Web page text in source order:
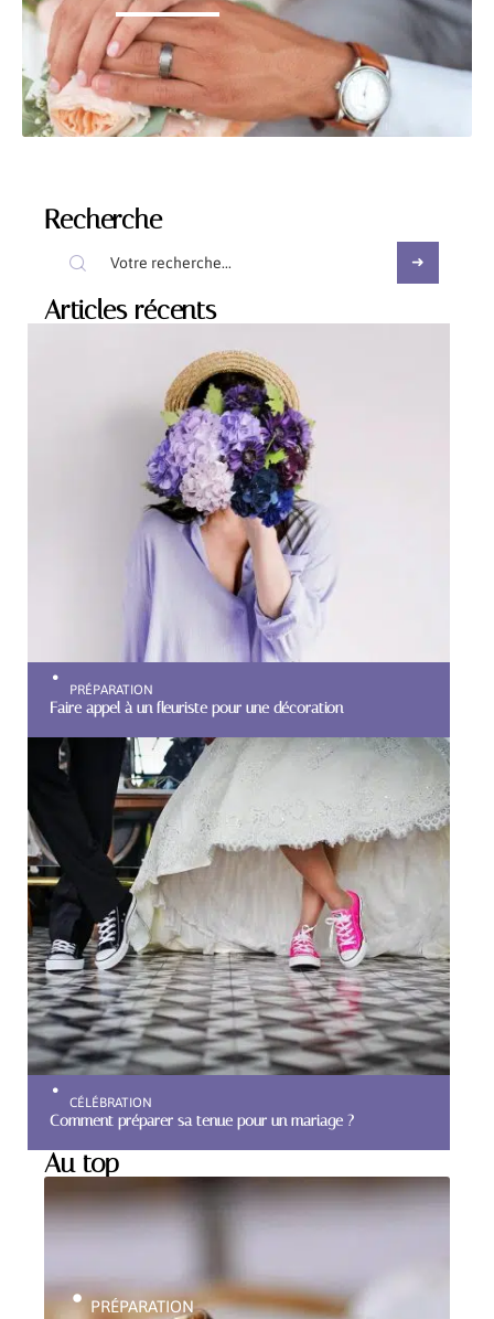
Recherche
Articles récents
PRÉPARATION
Faire appel à un fleuriste pour une décoration
CÉLÉBRATION
Comment préparer sa tenue pour un mariage ?
Au top
PRÉPARATION